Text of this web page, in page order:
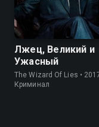
6.8 6.8
Лжец, Великий и
Ужасный
The Wizard Of Lies •
Криминал